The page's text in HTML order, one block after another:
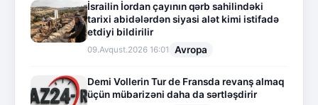
İsrailin İordan çayının qərb sahilindəki
tarixi abidələrdən siyasi alət kimi istifadə
etdiyi bildirilir
09.Avqust.2026 16:01 Avropa
Demi Vollerin Tur de Fransda revanş almaq
üçün mübarizəni daha da sərtləşdirir